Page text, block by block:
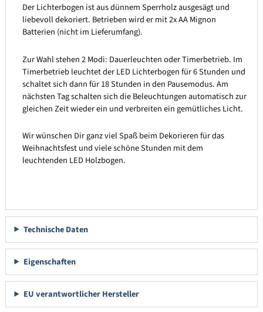
Der Lichterbogen ist aus dünnem Sperrholz ausgesägt und
liebevoll dekoriert. Betrieben wird er mit 2x AA Mignon
Batterien (nicht im Lieferumfang).
Zur Wahl stehen 2 Modi: Dauerleuchten oder Timerbetrieb. Im
Timerbetrieb leuchtet der LED Lichterbogen für 6 Stunden und
schaltet sich dann für 18 Stunden in den Pausemodus. Am
nächsten Tag schalten sich die Beleuchtungen automatisch zur
gleichen Zeit wieder ein und verbreiten ein gemütliches Licht.
Wir wünschen Dir ganz viel Spaß beim Dekorieren für das
Weihnachtsfest und viele schöne Stunden mit dem
leuchtenden LED Holzbogen.
Technische Daten
Eigenschaften
EU verantwortlicher Hersteller